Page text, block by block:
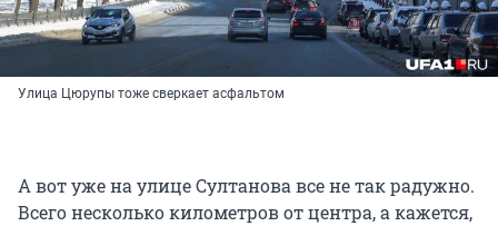
Улица Цюрупы тоже сверкает асфальтом
А вот уже на улице Султанова все не так радужно.
Всего несколько километров от центра, а кажется,